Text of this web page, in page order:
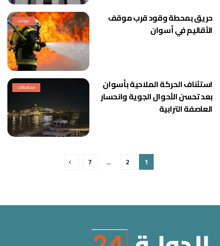
حوادث
حريق بمحطة وقود قرب موقف
الأقاليم في أسوان
محافظات
استئناف الحركة الملاحية بأسوان
بعد تحسن الأحوال الجوية وانحسار
العاصفة الترابية
1
2
…
7